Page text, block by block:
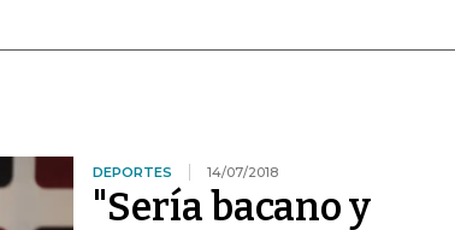
DEPORTES 14/07/2018
"Sería bacano y